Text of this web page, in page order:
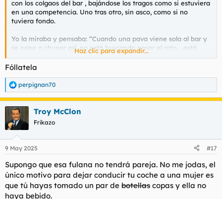
con los colgaos del bar , bajándose los tragos como si estuviera
en una competencia. Uno tras otro, sin asco, como si no
tuviera fondo.
Yo la miraba y pensaba: “Cuando una pava viene sola al bar y
se pone a chupar así, no está buscando pasar el rato... está
cazando. Y no precisamente conversación.” mi opinión
personal
No me malinterpretes, no estoy diciendo que que cada uno no
puede hacer con su vida lo que le apetezca Pero para mí, una
mujer que se porta así, no es para presumirla tampoco.
Porque la que se expone así, sola, pillandose una borrachera en
público, sabés que viene con drama incluido. Se ve sin clase y
yo la verdad es que pasaria. Que se la banque otro.
Haz clic para expandir...
Fóllatela
R
e
a
c
i
e
:
perpignan70
Troy McClon
Frikazo
9 May 2025 #17
Supongo que esa fulana no tendrá pareja. No me jodas, el
único motivo para dejar conducir tu coche a una mujer es
que tú hayas tomado un par de botellas copas y ella no
haya bebido.